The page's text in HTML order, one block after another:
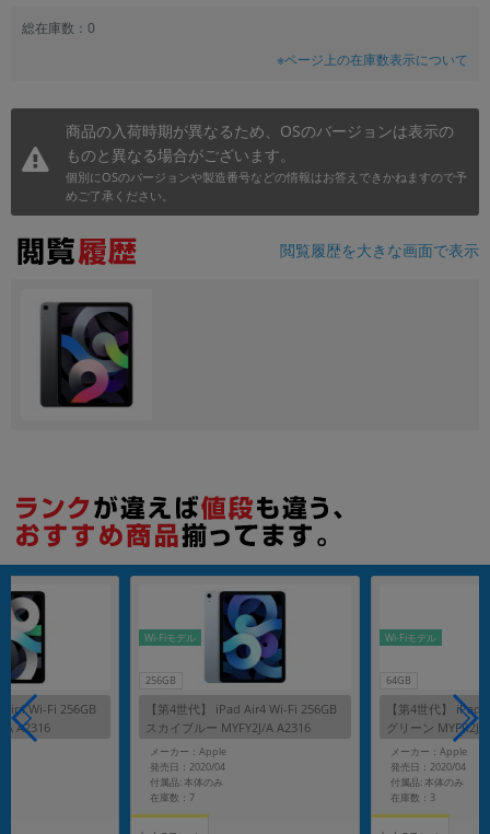
総在庫数：0
※ページ上の在庫数表示について
商品の入荷時期が異なるため、OSのバージョンは表示の
ものと異なる場合がございます。
個別にOSのバージョンや製造番号などの情報はお答えできかねますので予
めご了承ください。
閲覧履歴を大きな画面で表示
Wi-Fi 256GB
A A2316
256GB
Wi-Fiモデル
【第4世代】 iPad Air4 Wi-Fi 256GB
スカイブルー MYFY2J/A A2316
メーカー：Apple
発売日：2020/04
付属品: 本体のみ
在庫数：7
64GB
Wi-Fiモデル
【第4世代】 iPad
グリーン MYFR2J/
メーカー：Apple
発売日：2020/04
付属品: 本体のみ
在庫数：3
モニタサイズ
円 ～
発売日
各項目のチェックボックスは「or検索」となります。
ただし機能別のみ「and検索」となります。